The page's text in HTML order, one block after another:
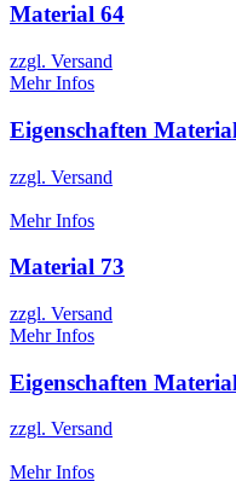
Material 64
zzgl. Versand
Mehr Infos
Eigenschaften
zzgl. Versand
Mehr Infos
Material 73
zzgl. Versand
Mehr Infos
Eigenschaften
zzgl. Versand
Mehr Infos